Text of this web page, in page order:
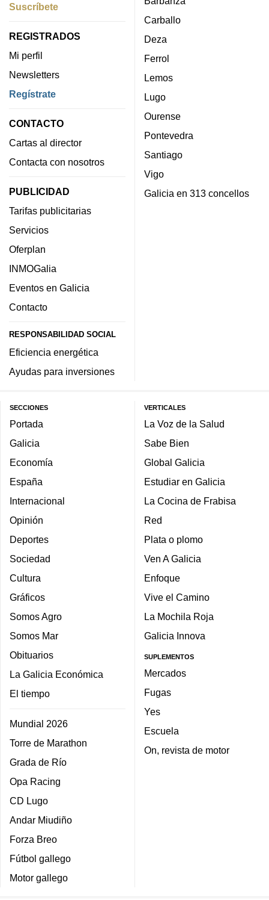
Suscríbete
REGISTRADOS
Mi perfil
Newsletters
Regístrate
CONTACTO
Cartas al director
Contacta con nosotros
PUBLICIDAD
Tarifas publicitarias
Servicios
Oferplan
INMOGalia
Eventos en Galicia
Contacto
RESPONSABILIDAD SOCIAL
Eficiencia energética
Ayudas para inversiones
Carballo
Deza
Ferrol
Lemos
Lugo
Ourense
Pontevedra
Santiago
Vigo
Galicia en 313 concellos
SECCIONES
Portada
Galicia
Economía
España
Internacional
Opinión
Deportes
Sociedad
Cultura
Gráficos
Somos Agro
Somos Mar
Obituarios
La Galicia Económica
El tiempo
Mundial 2026
Torre de Marathon
Grada de Río
Opa Racing
CD Lugo
Andar Miudiño
Forza Breo
Fútbol gallego
Motor gallego
VERTICALES
La Voz de la Salud
Sabe Bien
Global Galicia
Estudiar en Galicia
La Cocina de Frabisa
Red
Plata o plomo
Ven A Galicia
Enfoque
Vive el Camino
La Mochila Roja
Galicia Innova
SUPLEMENTOS
Mercados
Fugas
Yes
Escuela
On, revista de motor